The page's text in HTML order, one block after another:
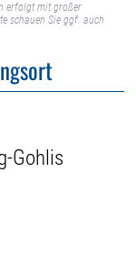
erfolgt mit großer
schauen Sie ggf. auch
Gohlis